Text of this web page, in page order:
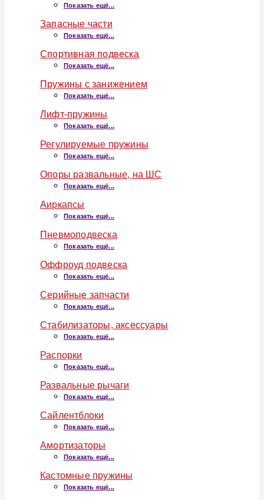
Показать ещё...
Запасные части
Показать ещё...
Спортивная подвеска
Показать ещё...
Пружины с занижением
Показать ещё...
Лифт-пружины
Показать ещё...
Регулируемые пружины
Показать ещё...
Опоры развальные, на ШС
Показать ещё...
Аиркапсы
Показать ещё...
Пневмоподвеска
Показать ещё...
Оффроуд подвеска
Показать ещё...
Серийные запчасти
Показать ещё...
Стабилизаторы, аксессуары
Показать ещё...
Распорки
Показать ещё...
Развальные рычаги
Показать ещё...
Сайлентблоки
Показать ещё...
Амортизаторы
Показать ещё...
Кастомные пружины
Показать ещё...